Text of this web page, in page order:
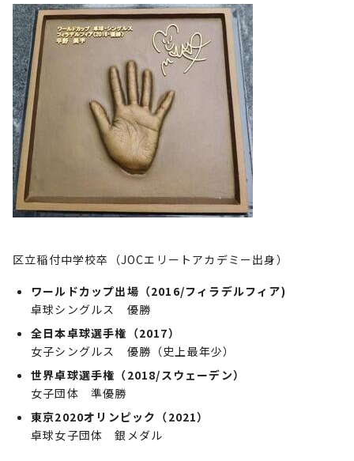
区立稲付中学校卒（JOCエリートアカデミー出身）
ワールドカップ出場（2016/フィラデルフィア)
卓球シングルス 優勝
全日本卓球選手権（2017）
女子シングルス 優勝（史上最年少）
世界卓球選手権（2018/スウェーデン）
女子団体 準優勝
東京2020オリンピック（2021）
卓球女子団体 銀メダル